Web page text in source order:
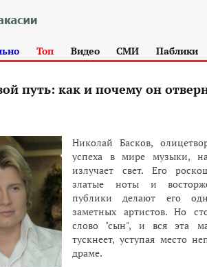
Топ Видео СМИ Паблики
путь: как и почему он
Николай Басков,
успеха в мире музыки,
излучает свет. Его
златые ноты и
публики делают его
заметных артистов. Но
слово "сын", и вся эта
тускнеет, уступая место
драме.